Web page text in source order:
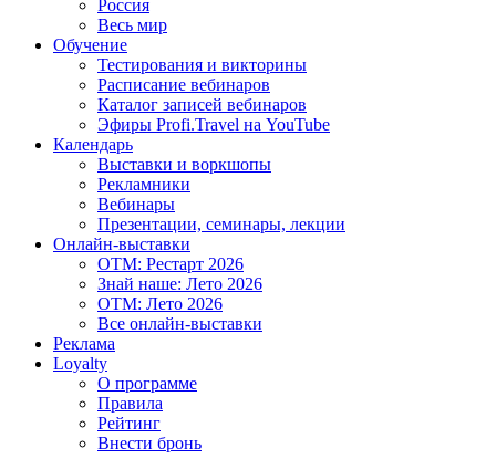
Россия
Весь мир
Обучение
Тестирования и викторины
Расписание вебинаров
Каталог записей вебинаров
Эфиры Profi.Travel на YouTube
Календарь
Выставки и воркшопы
Рекламники
Вебинары
Презентации, семинары, лекции
Онлайн-выставки
OTM: Рестарт 2026
Знай наше: Лето 2026
OTM: Лето 2026
Все онлайн-выставки
Реклама
Loyalty
О программе
Правила
Рейтинг
Внести бронь